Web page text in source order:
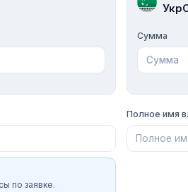
Сумма
по заявке.
Полное имя